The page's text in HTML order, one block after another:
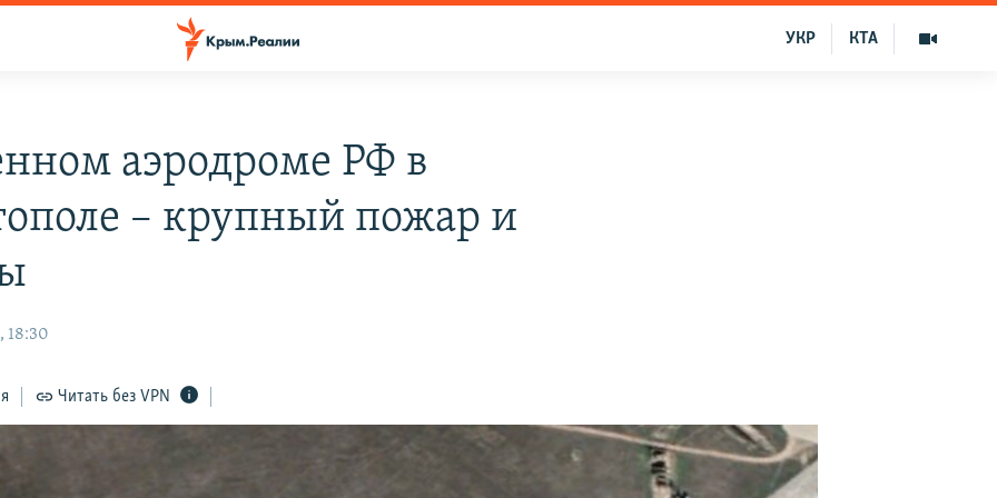
КТА
УКР
аэродроме РФ в
– крупный пожар и
18:30
Читать без VPN